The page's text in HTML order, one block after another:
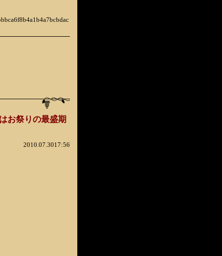
お祭りの最盛期
2010.07.3017:56